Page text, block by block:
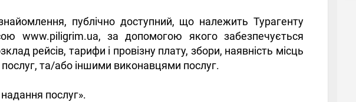
публічно доступний, що належить Турагенту
www.piligrim.ua, за допомогою якого забезпечується
рейсів, тарифи і провізну плату, збори, наявність місць
та/або іншими виконавцями послуг.
послуг».